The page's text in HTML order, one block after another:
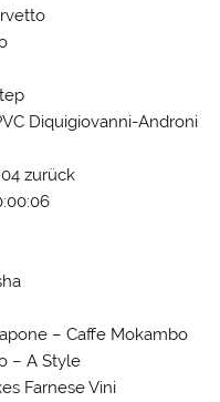
Diquigiovanni-Androni
zurück
– Caffe Mokambo
– A Style
Farnese Vini